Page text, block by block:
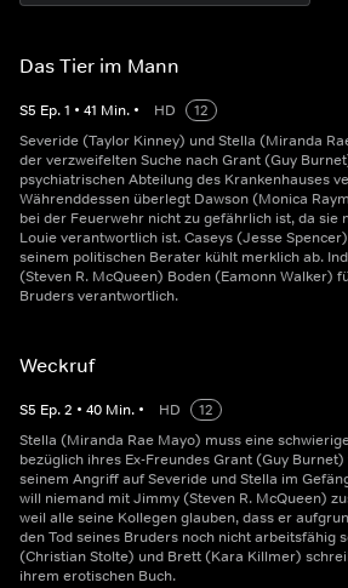
Das Tier im Mann
S5 Ep.1 • 41 Min. • HD
12
Severide (Taylor Kinney) und Stella (Miranda
der verzweifelten Suche nach Grant (Guy
psychiatrischen Abteilung des Krankenhauses
Währenddessen überlegt Dawson (Monica
bei der Feuerwehr nicht zu gefährlich ist, da sie
Louie verantwortlich ist. Caseys (Jesse
seinem politischen Berater kühlt merklich ab.
(Steven R. McQueen) Boden (Eamonn Walker)
Bruders verantwortlich.
Weckruf
S5 Ep.2 • 40 Min. • HD
12
Stella (Miranda Rae Mayo) muss eine
bezüglich ihres Ex-Freundes Grant (Guy
seinem Angriff auf Severide und Stella im
will niemand mit Jimmy (Steven R. McQueen)
weil alle seine Kollegen glauben, dass er
den Tod seines Bruders noch nicht arbeitsfähig
(Christian Stolte) und Brett (Kara Killmer)
ihrem erotischen Buch.